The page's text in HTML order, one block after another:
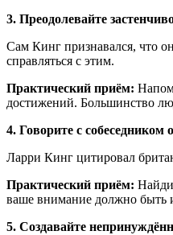
3. Преодолевайте
Сам Кинг признавался, что
справляться с этим.
Практический приём:
достижений. Большинство
4. Говорите с собеседником
Ларри Кинг цитировал
Практический приём:
ваше внимание должно быть
5. Создавайте